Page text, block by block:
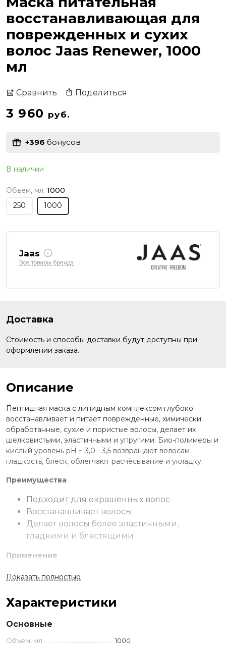
восстанавливающая для
поврежденных и сухих
волос Jaas Renewer, 1000
мл
Сравнить Поделиться
3 960 руб.
+396 бонусов
В наличии
Объем, мл: 1000
250
1000
Jaas
Все товары бренда
Доставка
Стоимость и способы доставки будут доступны при
оформлении заказа.
Описание
Пептидная маска с липидным комплексом глубоко
восстанавливает и питает поврежденные, химически
обработанные, сухие и пористые волосы, делает их
шелковистыми, эластичными и упругими. Био-полимеры и
кислый уровень рН ~ 3,0 - 3,5 возвращают волосам
гладкость, блеск, облегчают расчёсывание и укладку.
Преимущества
Подходит для окрашенных волос
Восстанавливает волосы
Делает волосы более эластичными,
гладкими и блестящими
Применение
Нанести небольшое количество на волосы и
кондиционер.
Ингредиенты
Протеины сои
Показать полностью
Характеристики
Основные
Объем, мл
1000